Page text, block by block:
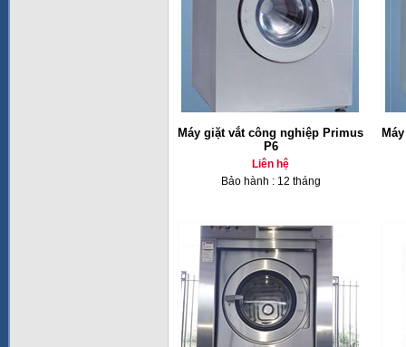
Máy giặt vắt công nghiệp Primus
P6
Liên hệ
Bảo hành : 12 tháng